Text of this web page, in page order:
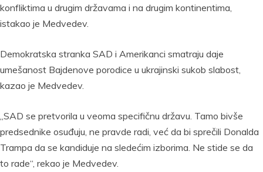
konfliktima u drugim državama i na drugim kontinentima,
istakao je Medvedev.
Demokratska stranka SAD i Amerikanci smatraju daje
umešanost Bajdenove porodice u ukrajinski sukob slabost,
kazao je Medvedev.
„SAD se pretvorila u veoma specifičnu državu. Tamo bivše
predsednike osuđuju, ne pravde radi, već da bi sprečili Donalda
Trampa da se kandiduje na sledećim izborima. Ne stide se da
to rade“, rekao je Medvedev.